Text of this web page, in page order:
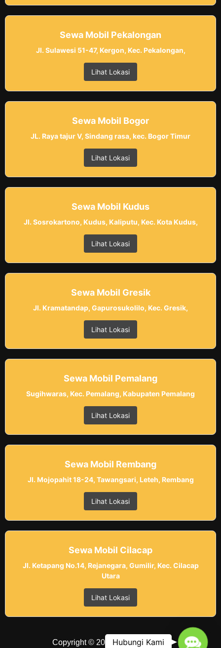
Sewa Mobil Pekalongan
Jl. Sulawesi 51-47, Kergon, Kec. Pekalongan,
Lihat Lokasi
Sewa Mobil Bogor
JL. Raya tajur V, Sindang rasa, kec. Bogor Timur
Lihat Lokasi
Sewa Mobil Kudus
Jl. Sosrokartono, Kudus, Kaliputu, Kec. Kota Kudus,
Lihat Lokasi
Sewa Mobil Gresik
Jl. Kramatandap, Gapurosukolilo, Kec. Gresik,
Lihat Lokasi
Sewa Mobil Pemalang
Sugihwaras, Kec. Pemalang, Kabupaten Pemalang
Lihat Lokasi
Sewa Mobil Rembang
Jl. Mojopahit 18-24, Tawangsari, Leteh, Rembang
Lihat Lokasi
Sewa Mobil Cilacap
Jl. Ketapang No.14, Rejanegara, Gumilir, Kec. Cilacap
Utara
Lihat Lokasi
Copyright © 2025 Belvania Trans
Hubungi Kami